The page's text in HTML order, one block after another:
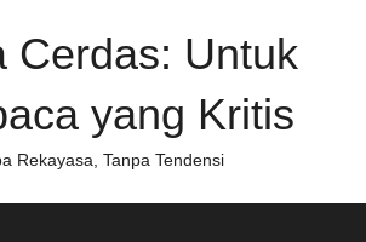
Cerdas: Untuk
yang Kritis
Rekayasa, Tanpa Tendensi